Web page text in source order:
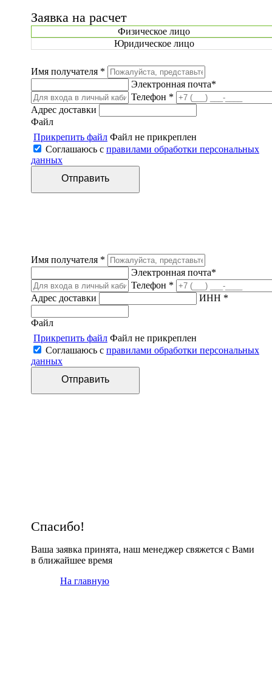
Заявка на расчет
Физическое лицо
Юридическое лицо
Имя получателя *
Электронная почта*
Телефон *
Адрес доставки
Файл
Прикрепить файл Файл не прикреплен
Соглашаюсь с правилами обработки персональных
данных
Имя получателя *
Электронная почта*
Телефон *
Адрес доставки
ИНН *
Файл
Прикрепить файл Файл не прикреплен
Соглашаюсь с правилами обработки персональных
данных
Спасибо!
Ваша заявка принята, наш менеджер свяжется с Вами
в ближайшее время
На главную